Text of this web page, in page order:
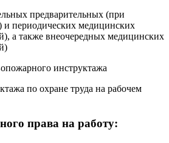
предварительных (при
и периодических медицинских
а также внеочередных медицинских
инструктажа
по охране труда на рабочем
права на работу: